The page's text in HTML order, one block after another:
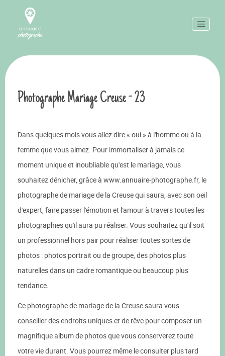
Photographe Mariage Creuse - 23
Dans quelques mois vous allez dire « oui » à l'homme ou à la
femme que vous aimez. Pour immortaliser à jamais ce
moment unique et inoubliable qu'est le mariage, vous
souhaitez dénicher, grâce à www.annuaire-photographe.fr, le
photographe de mariage de la Creuse qui saura, avec son oeil
d'expert, faire passer l'émotion et l'amour à travers toutes les
photographies qu'il aura pu réaliser. Vous souhaitez qu'il soit
un professionnel hors pair pour réaliser toutes sortes de
photos : photos portrait ou de groupe, des photos plus
naturelles dans un cadre romantique ou beaucoup plus
tendance.
Ce photographe de mariage de la Creuse saura vous
conseiller des endroits uniques et de rêve pour composer un
magnifique album de photos que vous conserverez toute
votre vie durant. Vous pourrez même le consulter plus tard